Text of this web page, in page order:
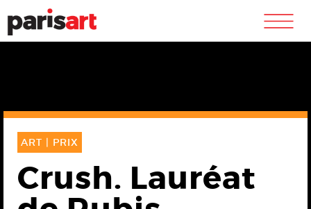
m
ART | PRIX
Crush. Lauréat